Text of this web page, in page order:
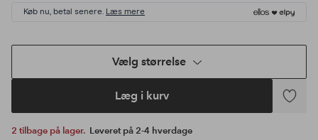
Køb nu, betal senere. Læs mere
Vælg størrelse
Læg i kurv
Tilføj
2 tilbage på lager. Leveret på 2-4 hverdage